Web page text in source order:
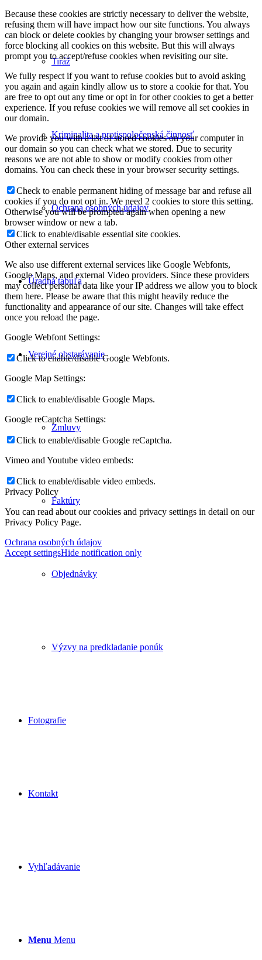
Tiráž
Kriminalita a protispoločenská činnosť
Ochrana osobných údajov
Úradná tabuľa
Verejné obstarávanie
Zmluvy
Faktúry
Objednávky
Výzvy na predkladanie ponúk
Fotografie
Kontakt
Vyhľadávanie
Menu Menu
Because these cookies are strictly necessary to deliver the website,
refusing them will have impact how our site functions. You always
can block or delete cookies by changing your browser settings and
force blocking all cookies on this website. But this will always
prompt you to accept/refuse cookies when revisiting our site.
We fully respect if you want to refuse cookies but to avoid asking
you again and again kindly allow us to store a cookie for that. You
are free to opt out any time or opt in for other cookies to get a better
experience. If you refuse cookies we will remove all set cookies in
our domain.
We provide you with a list of stored cookies on your computer in
our domain so you can check what we stored. Due to security
reasons we are not able to show or modify cookies from other
domains. You can check these in your browser security settings.
Check to enable permanent hiding of message bar and refuse all
cookies if you do not opt in. We need 2 cookies to store this setting.
Otherwise you will be prompted again when opening a new
browser window or new a tab.
Click to enable/disable essential site cookies.
Other external services
We also use different external services like Google Webfonts,
Google Maps, and external Video providers. Since these providers
may collect personal data like your IP address we allow you to block
them here. Please be aware that this might heavily reduce the
functionality and appearance of our site. Changes will take effect
once you reload the page.
Google Webfont Settings:
Click to enable/disable Google Webfonts.
Google Map Settings:
Click to enable/disable Google Maps.
Google reCaptcha Settings:
Click to enable/disable Google reCaptcha.
Vimeo and Youtube video embeds:
Click to enable/disable video embeds.
Privacy Policy
You can read about our cookies and privacy settings in detail on our
Privacy Policy Page.
Ochrana osobných údajov
Accept settingsHide notification only